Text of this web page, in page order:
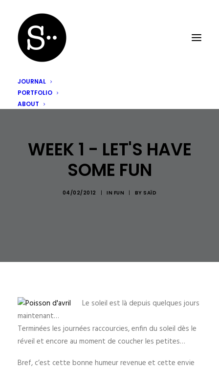
JOURNAL
PORTFOLIO
ABOUT
WEEK 1 - LET'S HAVE
SOME FUN
04/02/2012 | IN FUN | BY SAÏD
Le soleil est là depuis quelques jours
maintenant…
Terminées les journées raccourcies, enfin du soleil dès le
réveil et encore au moment de coucher les petites…
Bref, c’est cette bonne humeur revenue et cette envie